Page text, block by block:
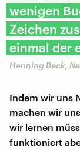
wenigen
Zeichen
einmal der
Henning Beck,
Indem wir uns
machen wir
wir lernen
funktioniert